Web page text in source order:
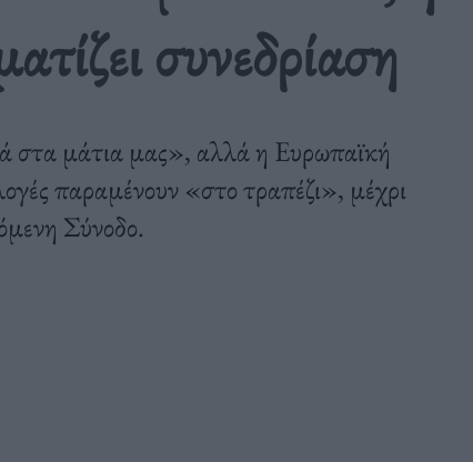
συνεδρίαση
στα μάτια μας», αλλά η Ευρωπαϊκή
παραμένουν «στο τραπέζι», μέχρι
Σύνοδο.